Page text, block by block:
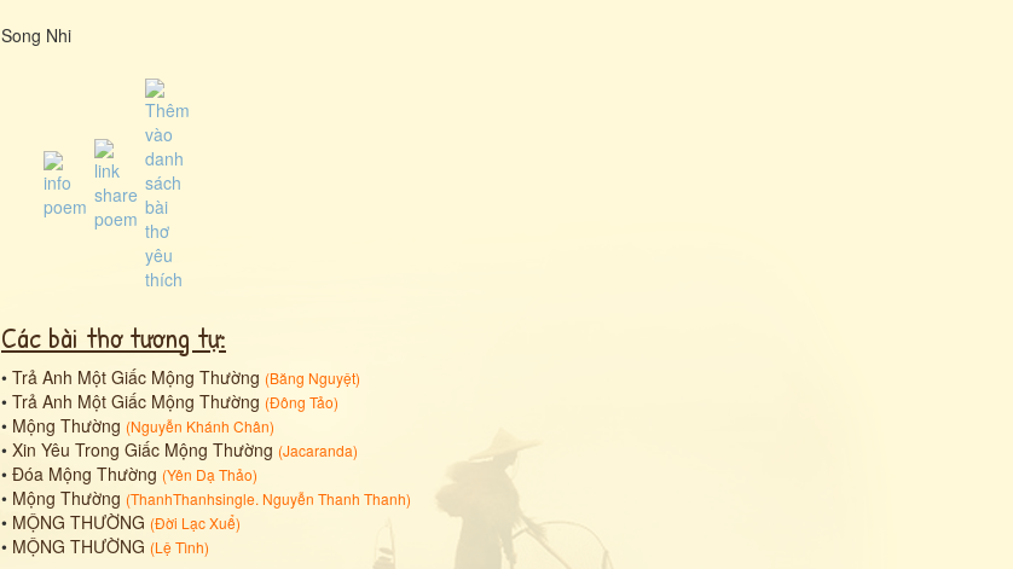
Song Nhi
Các bài thơ tương tự:
• Trả Anh Một Giấc Mộng Thường (Băng Nguyệt)
• Trả Anh Một Giấc Mộng Thường (Đông Tảo)
• Mộng Thường (Nguyễn Khánh Chân)
• Xin Yêu Trong Giấc Mộng Thường (Jacaranda)
• Đóa Mộng Thường (Yên Dạ Thảo)
• Mộng Thường (ThanhThanhsingle. Nguyễn Thanh Thanh)
• MỘNG THƯỜNG (Đời Lạc Xuể)
• MỘNG THƯỜNG (Lệ Tình)